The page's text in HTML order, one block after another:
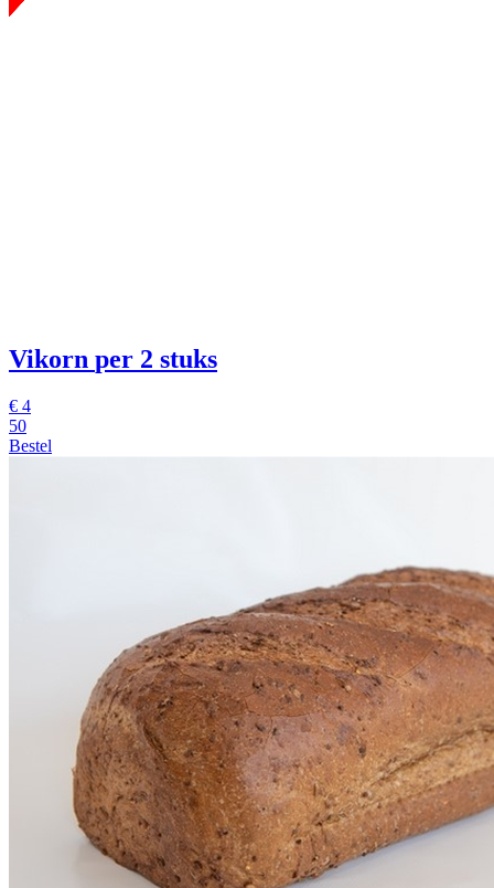
Vikorn per 2 stuks
€ 4
50
Bestel